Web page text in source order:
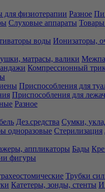
для физиотерапии Разное
Слуховые аппараты Товары
воды Ионизаторы,
матрасы, валики
Компрессионный
Приспособления для
Приспособления для
Разное
Дез.средства Сумки,
одноразовые Стерилизация
аппликаторы Бады
фигуры
Трубки
Катетеры, зонды, стенты